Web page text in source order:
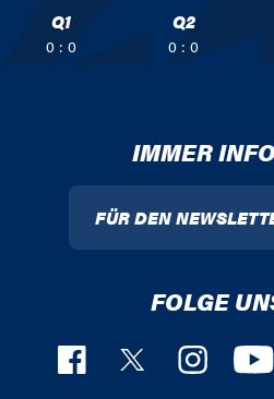
Q1
0 : 0
Q2
0 : 0
IMMER
FÜR DEN
FOLGE